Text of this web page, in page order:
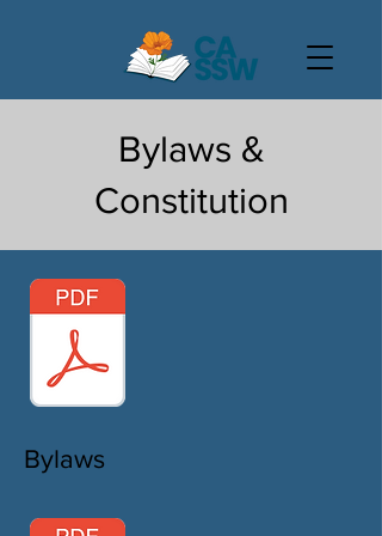
Bylaws &
Constitution
Bylaws